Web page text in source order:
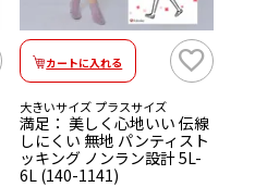
カートに入れる
大きいサイズ プラスサイズ
満足： 美しく心地いい 伝線
しにくい 無地 パンティスト
ッキング ノンラン設計 5L-
6L (140-1141)